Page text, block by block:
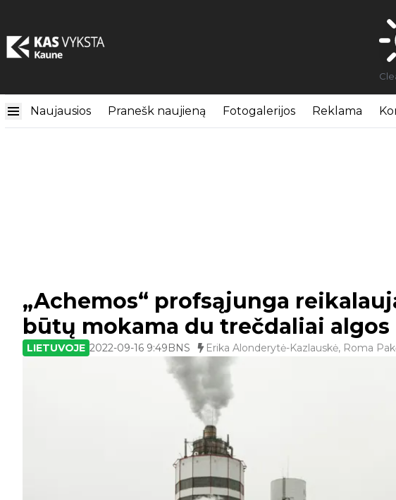
Naujausios Pranešk naujieną Fotogalerijos Reklama
„Achemos“ profsąjunga
būtų mokama du trečdaliai algos
LIETUVOJE 2022-09-16 9:49BNS Erika Alonderytė-Kazlauskė, Roma